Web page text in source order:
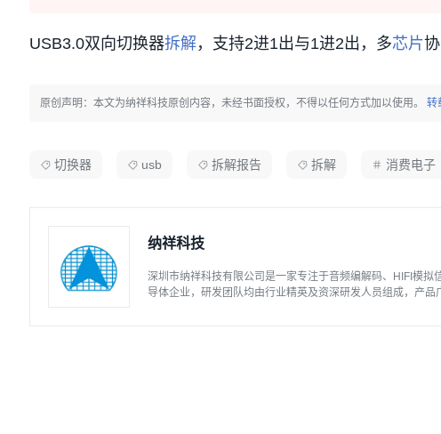
USB3.0双向切换器拆解，支持2进1出与1进2出，多芯片
原创声明：本文为纳祥科技原创内容，未经书面授权，不得以任何方式加以使用。 转
切换器 usb 拆解报告 拆解 消费电子
纳祥科技
深圳市纳祥科技有限公司是一家专注于音频编解码、HIFI模拟
导体企业，研发团队均由行业精英及资深研发人员组成，产